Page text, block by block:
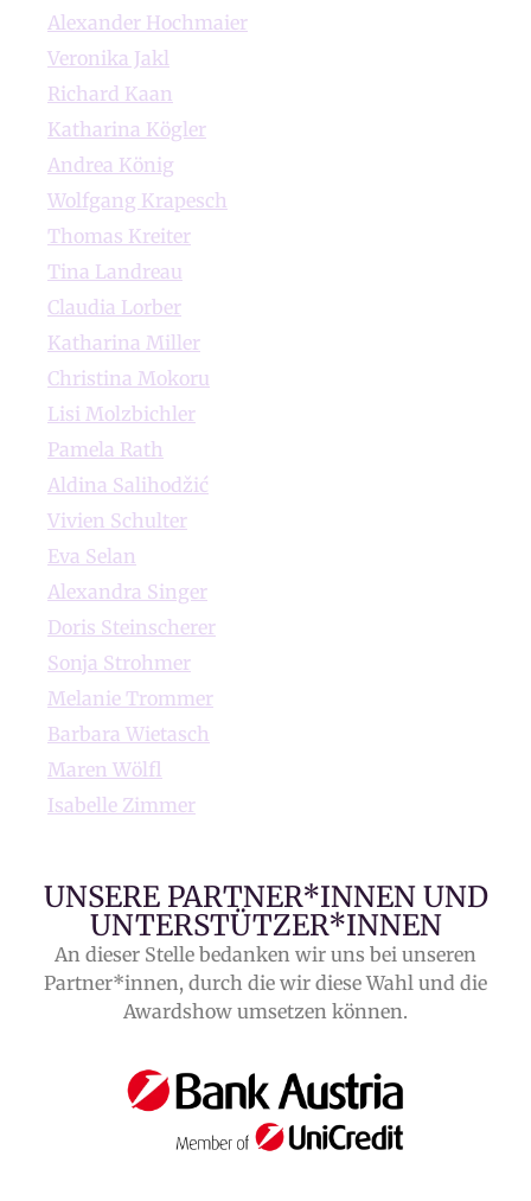
Alexander Hochmaier
Veronika Jakl
Richard Kaan
Katharina Kögler
Andrea König
Wolfgang Krapesch
Thomas Kreiter
Tina Landreau
Claudia Lorber
Katharina Miller
Christina Mokoru
Lisi Molzbichler
Pamela Rath
Aldina Salihodžić
Vivien Schulter
Eva Selan
Alexandra Singer
Doris Steinscherer
Sonja Strohmer
Melanie Trommer
Barbara Wietasch
Maren Wölfl
Isabelle Zimmer
UNSERE PARTNER*INNEN UND
UNTERSTÜTZER*INNEN
An dieser Stelle bedanken wir uns bei unseren
Partner*innen, durch die wir diese Wahl und die
Awardshow umsetzen können.